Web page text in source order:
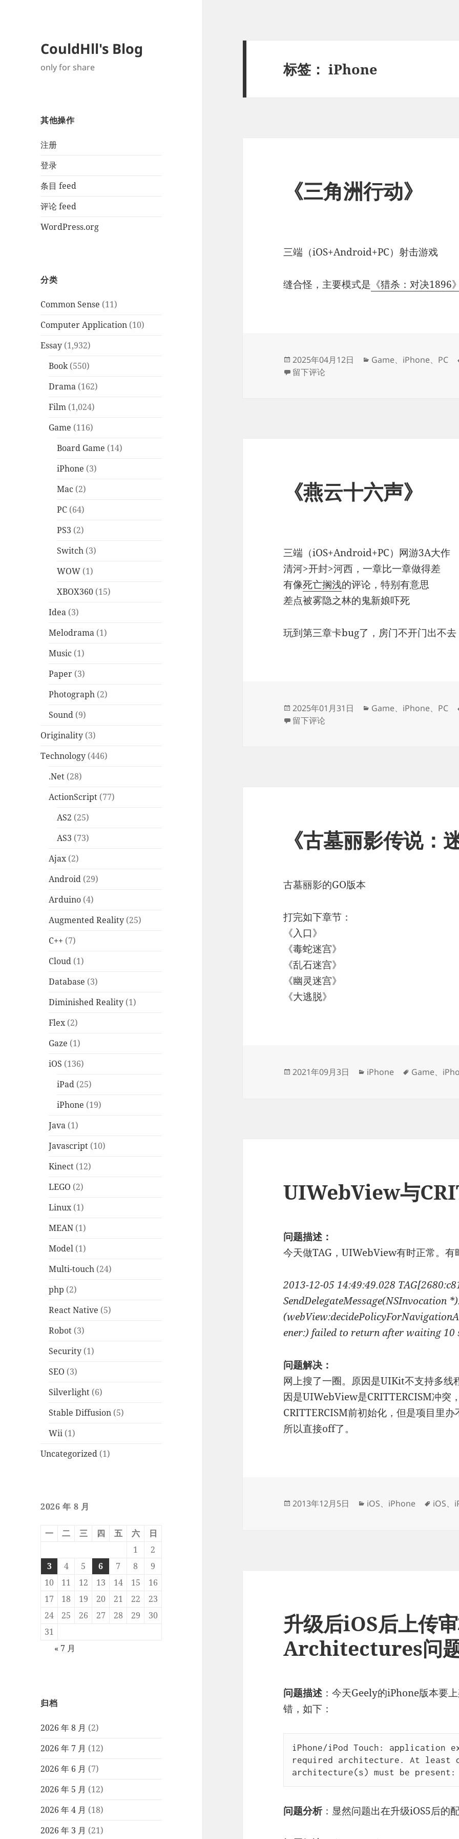
CouldHll's Blog
only for share
其他操作
注册
登录
条目 feed
评论 feed
WordPress.org
分类
Common Sense (11)
Computer Application (10)
Essay (1,932)
Book(550)
Drama (162)
Film (1,024)
Game (116)
Board Game (14)
iPhone (3)
Mac (2)
PC (64)
PS3 (2)
Switch (3)
WOW (1)
XBOX360 (15)
Idea (3)
Melodrama (1)
Music (1)
Paper (3)
Photograph (2)
Sound (9)
Originality (3)
Technology (446)
.Net (28)
ActionScript (77)
AS2 (25)
AS3 (73)
Ajax(2)
Android (29)
Arduino (4)
Augmented Reality (25)
C++ (7)
Cloud (1)
Database (3)
Diminished Reality (1)
Flex(2)
Gaze (1)
iOS (136)
iPad (25)
iPhone (19)
Java (1)
Javascript (10)
Kinect (12)
LEGO (2)
Linux(1)
MEAN (1)
Model (1)
Multi-touch (24)
php (2)
React Native (5)
Robot (3)
Security (1)
SEO (3)
Silverlight (6)
Stable Diffusion (5)
Wii (1)
Uncategorized (1)
2026 年 8 月
一 二 三 四 五 六
日
1
2
3
4 5 6 7 8
9
10
11 12 13 14 15
16
17
18 19 20 21 22
23
24
25 26 27 28 29
30
31
« 7 月
归档
2026 年 8 月 (2)
2026 年 7 月 (12)
2026 年 6 月 (7)
2026 年 5 月 (12)
2026 年 4 月 (18)
2026 年 3 月 (21)
标签：iPhone
《三角洲行动》
三端（iOS+Android+PC）射击游戏
缝合怪，主要模式是 《猎杀：对决1896》
发
布
2025年04月12日
分
Game、 iPhone、 PC
于《三角洲行动》
留下评论
《燕云十六声》
三端（iOS+Android+PC）网游3A大作
清河>开封>河西，一章比一章做得差
有像死亡搁浅的评论，特别有意思
差点被雾隐之林的鬼新娘吓死
玩到第三章卡bug了，房门不开门出不去
发
布
2025年01月31日
分
Game、 iPhone、 PC
于《燕云十六声》
留下评论
《古墓丽影传说：
古墓丽影的GO版本
打完如下章节：
《入口》
《毒蛇迷宫》
《乱石迷宫》
《幽灵迷宫》
《大逃脱》
发
2021年09月3日
分
iPhone
标
Game、
UIWebView与
问题描述：
今天做TAG，UIWebView有时正常。有
2013-12-05 14:49:49.028
SendDelegateMessage(NSInvocation
ener:) failed to return after waiting 10
问题解决：
网上搜了一圈。原因是UIKit不支持多线
因是UIWebView是CRITTERCISM冲突
CRITTERCISM前初始化，但是项目里
所以直接off了。
发
2013年12月5日
分
iOS、 iPhone
标
iOS、
升级后iOS后上传
Architectures问
问题描述 ：今天Geely的iPhone版本要
错，如下：
iPhone/iPod Touch: application
required architecture. At least
architecture(s) must be present:
问题分析：显然问题出在升级iOS5后的配